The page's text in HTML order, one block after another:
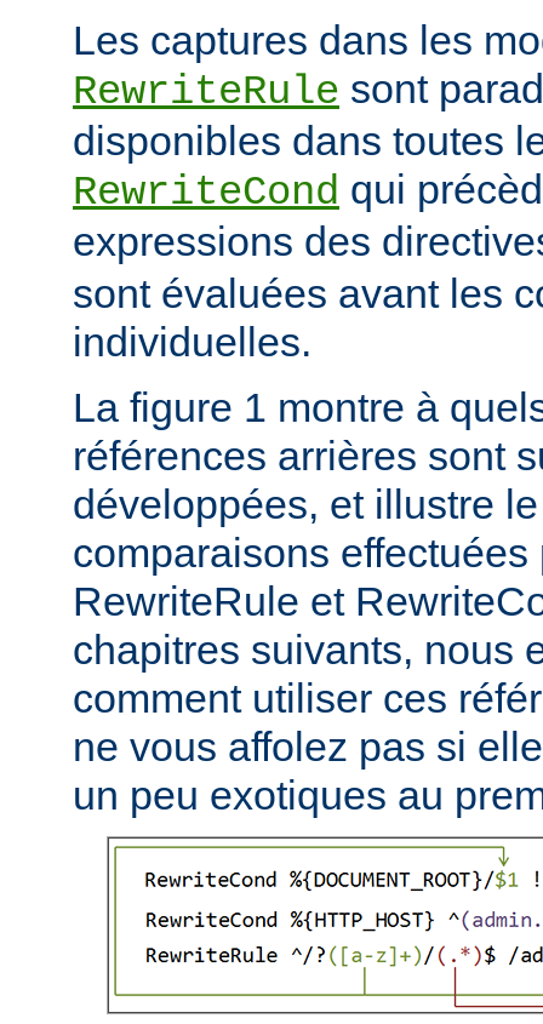
Les captures dans les
RewriteRule sont
disponibles dans toutes
RewriteCond qui
expressions des
sont évaluées avant les
individuelles.
La figure 1 montre à
références arrières sont
développées, et illustre
comparaisons
RewriteRule et
chapitres suivants, nous
comment utiliser ces
ne vous affolez pas si
un peu exotiques au